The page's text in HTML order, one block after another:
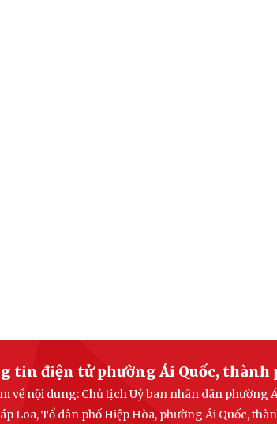
tin điện tử phường Ái Quốc, thành
về nội dung: Chủ tịch Uỷ ban nhân dân phường
Loa, Tổ dân phố Hiệp Hòa, phường Ái Quốc,